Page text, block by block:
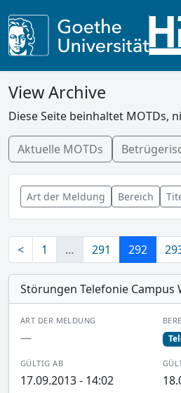
View Archive
Diese Seite beinhaltet MOTDs,
Aktuelle MOTDs
Art der Meldung Bereich
< 1 … 291 292
Störungen Telefonie Campus
ART DER MELDUNG
—
GÜLTIG AB
17.09.2013 - 14:02